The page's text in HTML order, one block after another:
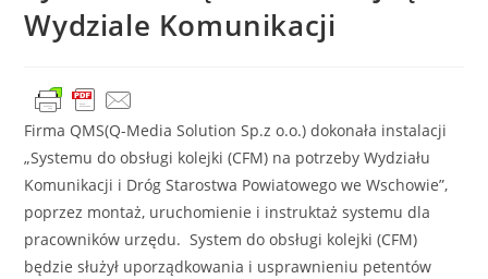
Wydziale Komunikacji
Firma QMS(Q-Media Solution Sp.z o.o.) dokonała instalacji
„Systemu do obsługi kolejki (CFM) na potrzeby Wydziału
Komunikacji i Dróg Starostwa Powiatowego we Wschowie”,
poprzez montaż, uruchomienie i instruktaż systemu dla
pracowników urzędu. System do obsługi kolejki (CFM)
będzie służył uporządkowania i usprawnieniu petentów